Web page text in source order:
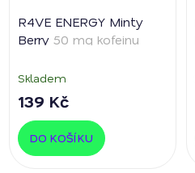
R4VE ENERGY Minty
Berry 50 mg kofeinu
Skladem
139 Kč
DO KOŠÍKU